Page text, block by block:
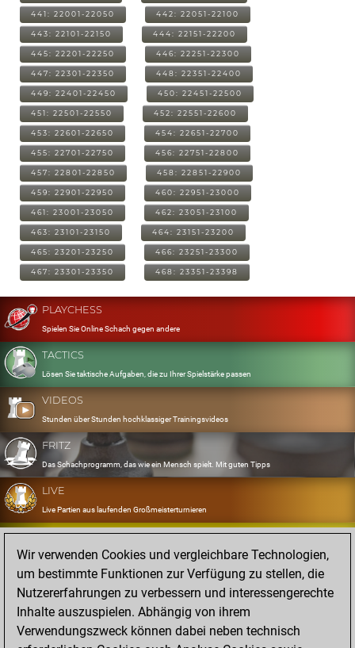
441: 22001-22050 442: 22051-22100
443: 22101-22150 444: 22151-22200
445: 22201-22250 446: 22251-22300
447: 22301-22350 448: 22351-22400
449: 22401-22450 450: 22451-22500
451: 22501-22550 452: 22551-22600
453: 22601-22650 454: 22651-22700
455: 22701-22750 456: 22751-22800
457: 22801-22850 458: 22851-22900
459: 22901-22950 460: 22951-23000
461: 23001-23050 462: 23051-23100
463: 23101-23150 464: 23151-23200
465: 23201-23250 466: 23251-23300
467: 23301-23350 468: 23351-23398
PLAYCHESS
Spielen Sie Online Schach gegen andere
TACTICS
Lösen Sie taktische Aufgaben, die zu Ihrer Spielstärke passen
VIDEOS
Stunden über Stunden hochklassiger Trainingsvideos
FRITZ
Das Schachprogramm, das wie ein Mensch spielt. Mit guten Tipps
LIVE
Live Partien aus laufenden Großmeisterturnieren
OPENINGS
Erfassen und Üben Sie Ihr Eröffnungsrepertoire
DATABASE
Acht Millionen starke Partien
MYGAMES
Speichern und analysieren Sie eigene Partien in der Cloud
Wir verwenden Cookies und vergleichbare Technologien,
um bestimmte Funktionen zur Verfügung zu stellen, die
Nutzererfahrungen zu verbessern und interessengerechte
Inhalte auszuspielen. Abhängig von ihrem
Verwendungszweck können dabei neben technisch